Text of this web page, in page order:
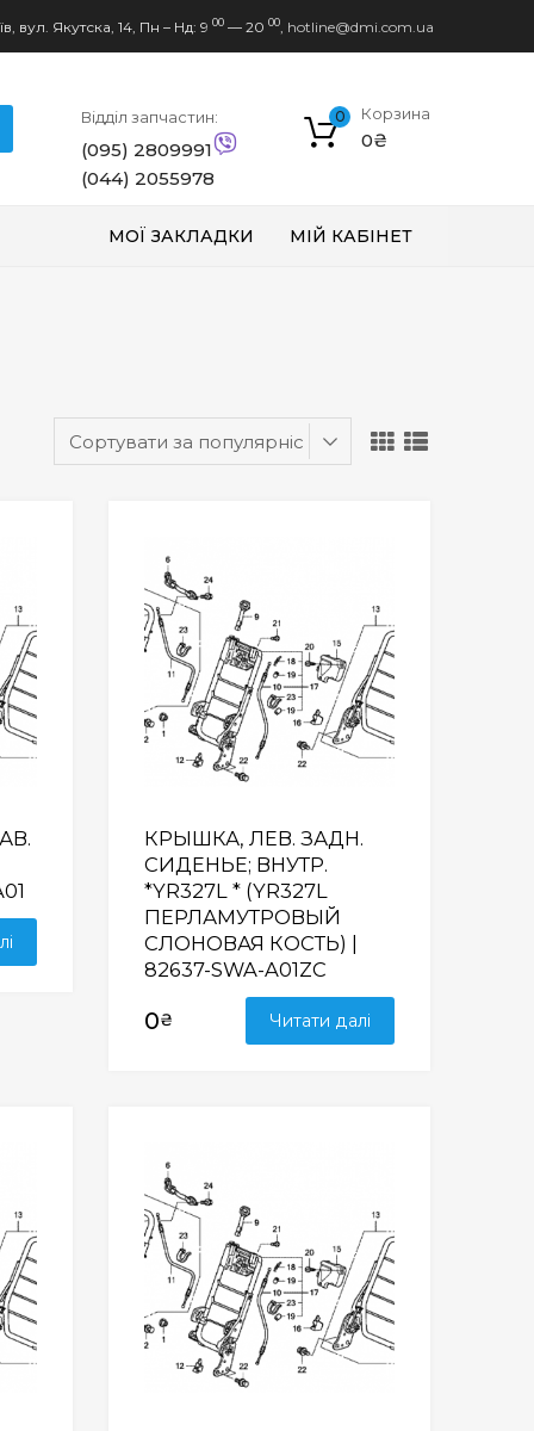
вул. Якутска, 14, Пн – Нд: 9 00 — 20 00 hotline@dmi.com.ua
Відділ запчастин:
(095) 2809991
(044) 2055978
Корзина
0₴
0
МІЙ КАБІНЕТ
МОЇ ЗАКЛАДКИ
КРЫШКА, ЛЕВ. ЗАДН.
СИДЕНЬЕ; ВНУТР.
*YR327L * (YR327L
ПЕРЛАМУТРОВЫЙ
СЛОНОВАЯ КОСТЬ) |
82637-SWA-A01ZC
0₴ Читати далі